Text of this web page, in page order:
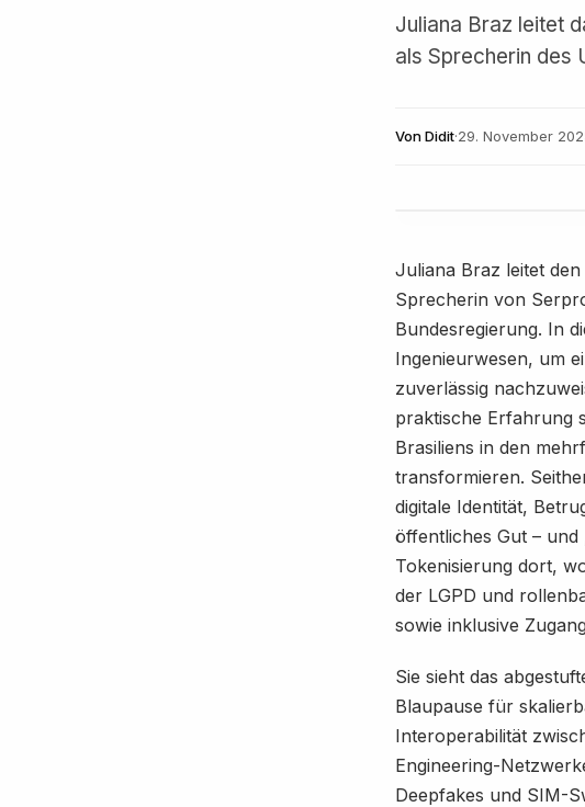
Juliana Braz leitet
als Sprecherin des
VonDidit·29. November
Juliana Braz leitet
Sprecherin von
Bundesregierung. In
Ingenieurwesen, um
zuverlässig
praktische Erfahrung
Brasiliens in den
transformieren.
digitale Identität,
öffentliches Gut – und
Tokenisierung dort,
der LGPD und
sowie inklusive
Sie sieht das
Blaupause für
Interoperabilität
Engineering-
Deepfakes und SIM-